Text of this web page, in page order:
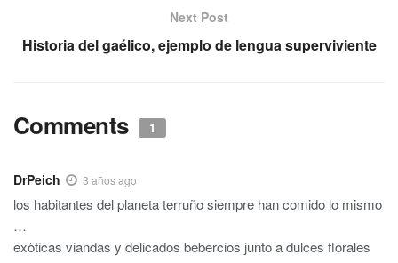
Next Post
Historia del gaélico, ejemplo de lengua superviviente
Comments 1
DrPeich 3 años ago
los habitantes del planeta terruño siempre han comido lo mismo
…
exòticas viandas y delicados bebercios junto a dulces florales